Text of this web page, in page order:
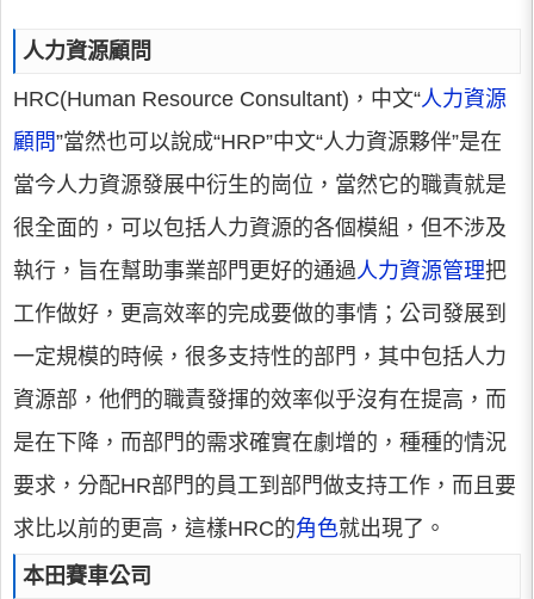
人力資源顧問
HRC(Human Resource Consultant)，中文“人力資源
顧問”當然也可以說成“HRP”中文“人力資源夥伴”是在
當今人力資源發展中衍生的崗位，當然它的職責就是
很全面的，可以包括人力資源的各個模組，但不涉及
執行，旨在幫助事業部門更好的通過人力資源管理把
工作做好，更高效率的完成要做的事情；公司發展到
一定規模的時候，很多支持性的部門，其中包括人力
資源部，他們的職責發揮的效率似乎沒有在提高，而
是在下降，而部門的需求確實在劇增的，種種的情況
要求，分配HR部門的員工到部門做支持工作，而且要
求比以前的更高，這樣HRC的角色就出現了。
本田賽車公司